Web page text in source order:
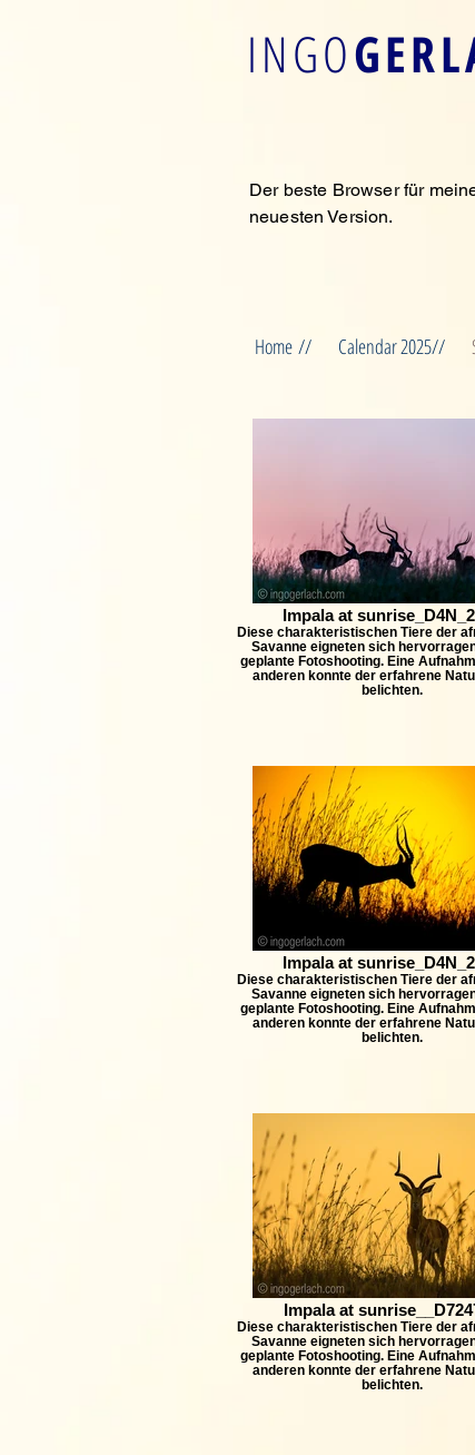
INGO
Der beste Browser für
neuesten Version.
Home // Calendar 2025//
Impala at
Diese charakteristischen Tiere der
Savanne eigneten sich
geplante Fotoshooting. Eine
anderen konnte der erfahrene
belichten.
Impala at
Diese charakteristischen Tiere der
Savanne eigneten sich
geplante Fotoshooting. Eine
anderen konnte der erfahrene
belichten.
Impala at
Diese charakteristischen Tiere der
Savanne eigneten sich
geplante Fotoshooting. Eine
anderen konnte der erfahrene
belichten.